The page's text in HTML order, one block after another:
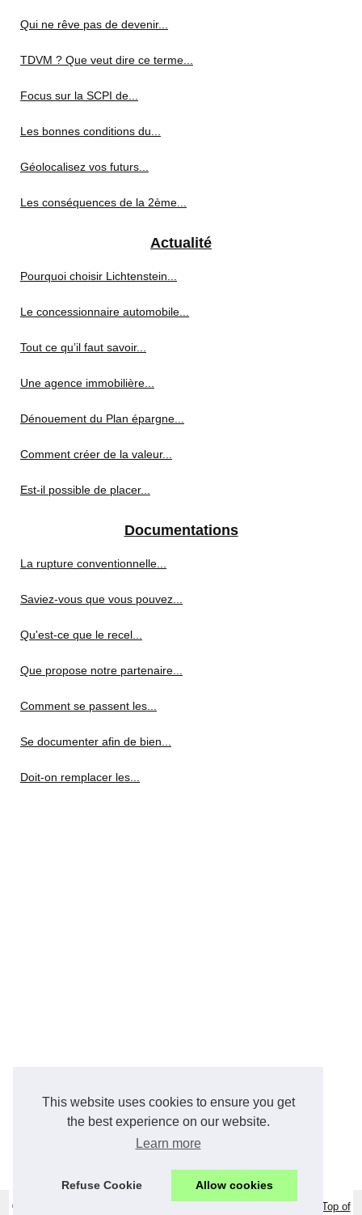
This website uses cookies to ensure you get
the best experience on our website.
Learn more
Refuse Cookie Allow cookies
Qui ne rêve pas de devenir...
TDVM ? Que veut dire ce terme...
Focus sur la SCPI de...
Les bonnes conditions du...
Géolocalisez vos futurs...
Les conséquences de la 2ème...
Actualité
Pourquoi choisir Lichtenstein...
Le concessionnaire automobile...
Tout ce qu’il faut savoir...
Une agence immobilière...
Dénouement du Plan épargne...
Comment créer de la valeur...
Est-il possible de placer...
Documentations
La rupture conventionnelle...
Saviez-vous que vous pouvez...
Qu'est-ce que le recel...
Que propose notre partenaire...
Comment se passent les...
Se documenter afin de bien...
Doit-on remplacer les...
© 2026 Top of